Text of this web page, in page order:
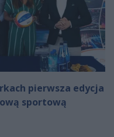
pierwsza edycja
sportową